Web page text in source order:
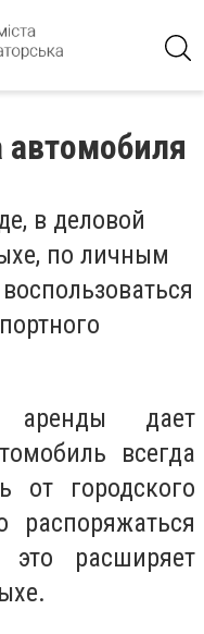
в деловой
по личным
аренды дает
всегда
от городского
распоряжаться
расширяет